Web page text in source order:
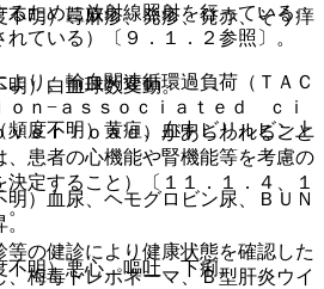
ために放射線照射を行っている
ている）〔９．１．２参照〕。
り、輸血関連循環過負荷（ＴＡＣ
ｏｎ−ａｓｓｏｃｉａｔｅｄ ｃｉ
ｅｒｌｏａｄ）があらわれること
、患者の心機能や腎機能等を考慮の
決定すること）〔１１．１．４、１
。
の健診により健康状態を確認した
、梅毒トレポネーマ、Ｂ型肝炎ウイ
明）蕁麻疹、発疹、発赤、そう痒
）白血球数変動。
度不明）黄疸、血中ビリルビン上
）血尿、ヘモグロビン尿、ＢＵＮ
明）悪心、嘔吐、下痢。